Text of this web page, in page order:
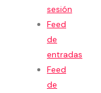
sesión
Feed
de
entradas
Feed
de